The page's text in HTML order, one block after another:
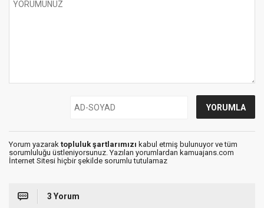
Yorum yazarak topluluk şartlarımızı kabul etmiş bulunuyor ve tüm
sorumluluğu üstleniyorsunuz. Yazılan yorumlardan kamuajans.com
İnternet Sitesi hiçbir şekilde sorumlu tutulamaz
3 Yorum